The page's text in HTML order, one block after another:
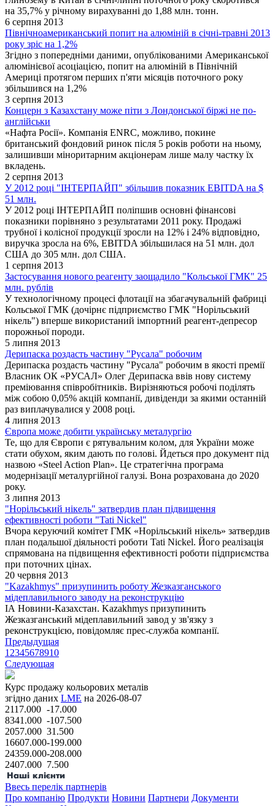
на 35,7% у річному вирахуванні до 1,88 млн. тонн.
6 серпня 2013
Північноамериканський попит на алюміній в січні-травні 2013
року зріс на 1,2%
Згідно з попередніми даними, опублікованими Американської
алюмінієвої асоціацією, попит на алюміній в Північній
Америці протягом перших п'яти місяців поточного року
збільшився на 1,2%
3 серпня 2013
Концерн з Казахстану може піти з Лондонської біржі не по-
англійськи
«Нафта Росії». Компанія ENRC, можливо, покине
британський фондовий ринок після 5 років роботи на ньому,
залишивши міноритарним акціонерам лише малу частку їх
вкладень.
2 серпня 2013
У 2012 році "ІНТЕРПАЙП" збільшив показник EBITDA на $
51 млн.
У 2012 році ІНТЕРПАЙП поліпшив основні фінансові
показники порівняно з результатами 2011 року. Продажі
трубної і колісної продукції зросли на 12% і 24% відповідно,
виручка зросла на 6%, EBITDA збільшилася на 51 млн. дол
США до 305 млн. дол США.
1 серпня 2013
Застосування нового реагенту заощадило "Кольської ГМК" 25
млн. рублів
У технологічному процесі флотації на збагачувальній фабриці
Кольської ГМК (дочірнє підприємство ГМК "Норільський
нікель") вперше використаний імпортний реагент-депресор
порожньої породи.
5 липня 2013
Дерипаска роздасть частину "Русала" робочим
Дерипаска роздасть частину "Русала" робочим в якості премії
Власник ОК «РУСАЛ» Олег Дерипаска ввів нову систему
преміювання співробітників. Вирізняються робочі поділять
між собою 0,05% акцій компанії, дивіденди за якими останній
раз виплачувалися у 2008 році.
4 липня 2013
Європа може добити українську металургію
Те, що для Європи є рятувальним колом, для України може
стати обухом, яким дають по голові. Йдеться про документ під
назвою «Steel Action Plan». Це стратегічна програма
модернізації металургійної галузі. Вона розрахована до 2020
року.
3 липня 2013
"Норільський нікель" затвердив план підвищення
ефективності роботи "Tati Nickel"
Вчора керуючий комітет ГМК «Норільський нікель» затвердив
план подальшої діяльності роботи Tati Nickel. Його реалізація
спрямована на підвищення ефективності роботи підприємства
при поточних цінах.
20 червня 2013
"Kazakhmys" призупинить роботу Жезказганського
мідеплавильного заводу на реконструкцію
ІА Новини-Казахстан. Kazakhmys призупинить
Жезказганський мідеплавильний завод у зв'язку з
реконструкцією, повідомляє прес-служба компанії.
Предыдущая
1 2345678910
Следующая
Курс продажу кольорових металів
згідно даних LME на 2026-08-07
2117.000 -17.000
8341.000 -107.500
2057.000 31.500
16607.000-199.000
24359.000-208.000
2407.000 7.500
Ввесь перелік партнерів
Про компанію Продукти Новини Партнери Документи